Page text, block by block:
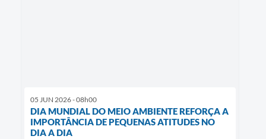
05 JUN 2026 - 08h00
DIA MUNDIAL DO MEIO AMBIENTE REFORÇA A
IMPORTÂNCIA DE PEQUENAS ATITUDES NO
DIA A DIA